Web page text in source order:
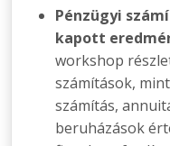
Pénzügyi
kapott
workshop
számítások,
számítás,
beruházások